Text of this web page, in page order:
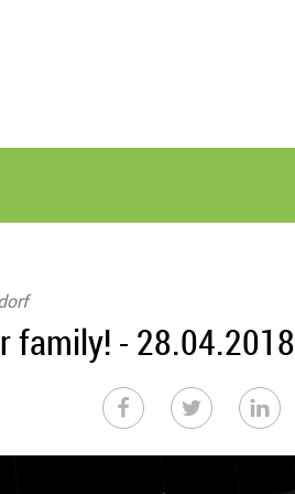
family! - 28.04.2018